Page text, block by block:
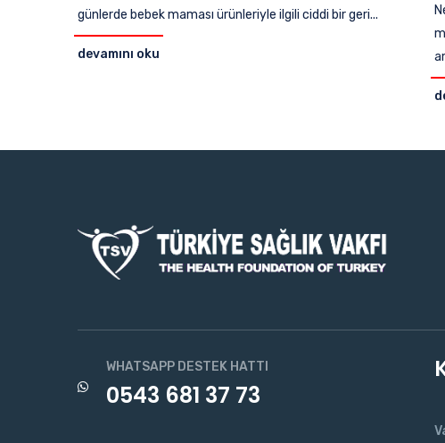
günlerde bebek maması ürünleriyle ilgili ciddi bir geri...
devamını oku
WHATSAPP DESTEK HATTI
0543 681 37 73